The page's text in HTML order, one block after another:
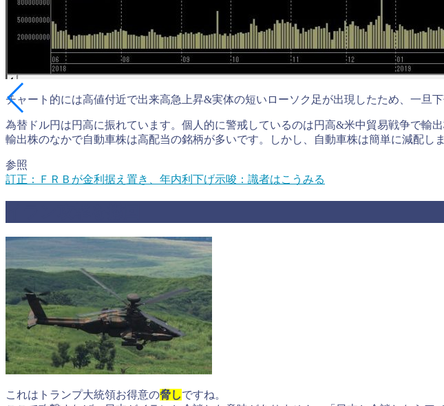
チャート的には高値付近で出来高急上昇&実体の短いローソク足が出現したため、一旦下
為替ドル円は円高に振れています。個人的に警戒しているのは円高&米中貿易戦争で輸出
輸出株のなかで自動車株は高配当の銘柄が多いです。しかし、自動車株は簡単に減配し
参照
訂正：ＦＲＢが金利据え置き、年内利下げ示唆：識者はこうみる
これはトランプ大統領お得意の脅しですね。